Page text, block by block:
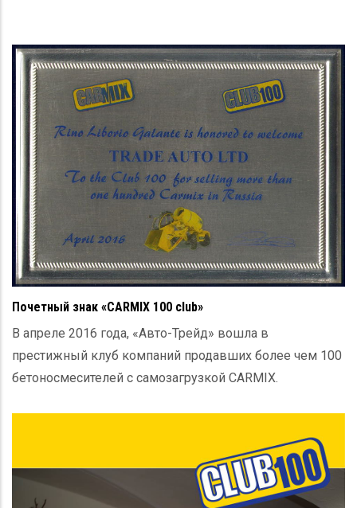
Почетный знак «CARMIX 100 club»
В апреле 2016 года, «Авто-Трейд» вошла в
престижный клуб компаний продавших более чем 100
бетоносмесителей с самозагрузкой CARMIX.